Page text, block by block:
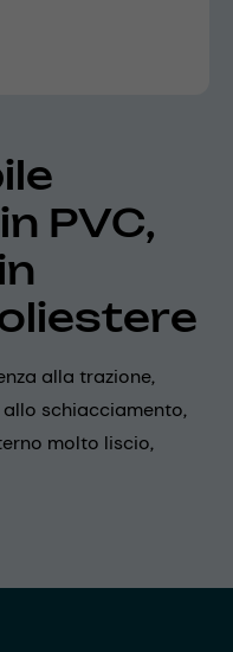
PVC,
alla trazione,
schiacciamento,
molto liscio,